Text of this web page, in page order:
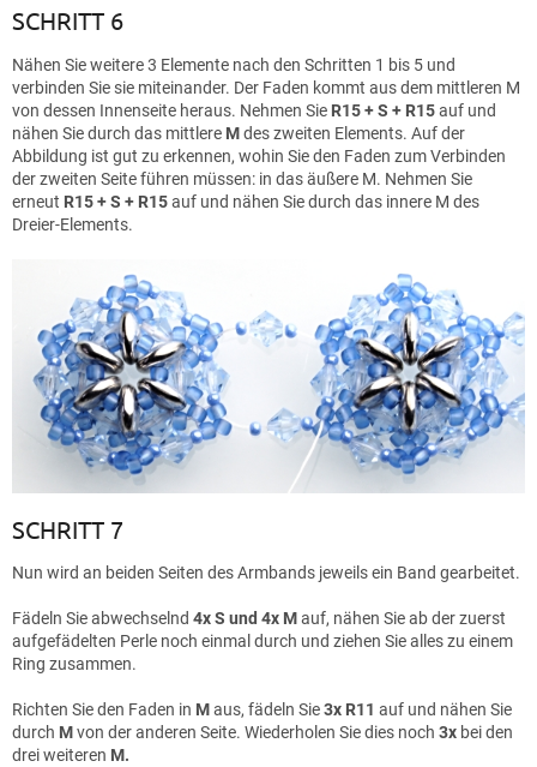
SCHRITT 6
Nähen Sie weitere 3 Elemente nach den Schritten 1 bis 5 und
verbinden Sie sie miteinander. Der Faden kommt aus dem mittleren M
von dessen Innenseite heraus. Nehmen Sie R15 + S + R15auf und
nähen Sie durch das mittlere Mdes zweiten Elements. Auf der
Abbildung ist gut zu erkennen, wohin Sie den Faden zum Verbinden
der zweiten Seite führen müssen: in das äußere M. Nehmen Sie
erneut R15 + S + R15auf und nähen Sie durch das innere M des
Dreier-Elements.
SCHRITT 7
Nun wird an beiden Seiten des Armbands jeweils ein Band gearbeitet.
Fädeln Sie abwechselnd 4x S und 4x Mauf, nähen Sie ab der zuerst
aufgefädelten Perle noch einmal durch und ziehen Sie alles zu einem
Ring zusammen.
Richten Sie den Faden in Maus, fädeln Sie3x R11 auf und nähen Sie
durch Mvon der anderen Seite. Wiederholen Sie dies noch 3x bei den
drei weiteren M.